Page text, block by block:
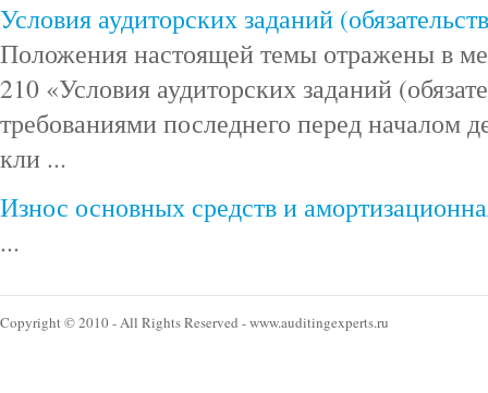
Условия аудиторских заданий
Положения настоящей темы отражены в
210 «Условия аудиторских заданий
требованиями последнего перед началом
кли ...
Износ основных средств и
...
Copyright © 2010 - All Rights Reserved - www.auditingexperts.ru